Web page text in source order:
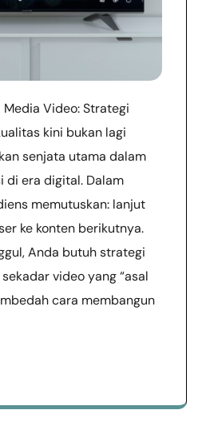
Video: Strategi
kini bukan lagi
senjata utama dalam
di era digital. Dalam
memutuskan: lanjut
ke konten berikutnya.
Anda butuh strategi
video yang “asal
cara membangun